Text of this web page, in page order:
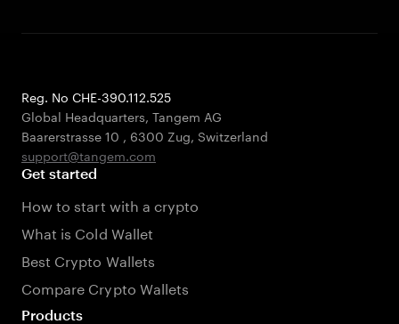
Reg. No CHE-390.112.525
Global Headquarters, Tangem AG
Baarerstrasse 10 , 6300 Zug, Switzerland
support@tangem.com
Get started
How to start with a crypto
What is Cold Wallet
Best Crypto Wallets
Compare Crypto Wallets
Products